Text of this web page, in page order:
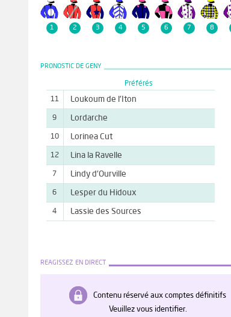
1 2 3 4 5 6 7 8
PRONOSTIC DE GENY
Préférés
11 Loukoum de l'Iton
9 Lordarche
10 Lorinea Cut
12 Lina la Ravelle
7 Lindy d'Ourville
6 Lesper du Hidoux
4 Lassie des Sources
REAGISSEZ EN DIRECT
Contenu réservé aux comptes définitifs
Veuillez vous identifier.